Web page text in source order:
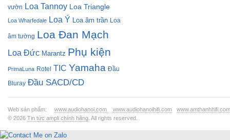
vườn Loa Tannoy Loa Triangle
Loa Wharfedale Loa Ý Loa âm trần Loa
âm tường Loa Đan Mạch
Loa Đức Marantz Phụ kiện
PrimaLuna Rotel TIC Yamaha Đầu
Bluray Đầu SACD/CD
Web sản phẩm: www.audiohanoi.com www.audiohanoihifi.com
www.amthanhhifi.com
© 2026 Tin tức ampli chính hãng . All rights reserved.